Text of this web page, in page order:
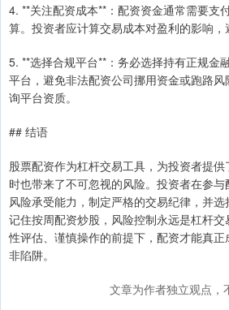
4. **关注配资成本**：配资资金通常需要支
算。投资者应计算交易成本对盈利的影响，
5. **选择合规平台**：务必选择持有正规金
平台，避免非法配资公司挪用资金或跑路
询平台资质。
## 结语
股票配资作为杠杆交易工具，为投资者提
时也带来了不可忽视的风险。投资者在参
风险承受能力，制定严格的交易纪律，并选
记住按周配资炒股，风险控制永远是杠杆
性评估、谨慎操作的前提下，配资才能真
非陷阱。
文章为作者独立观点，